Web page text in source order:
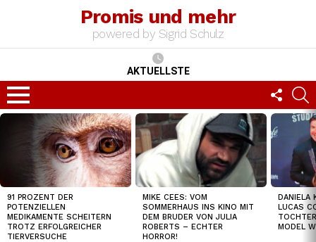
Promis und mehr
powered by Sigrid Schulz
AKTUELLSTE
Menu
US
TOP
NEWS
91 PROZENT DER
POTENZIELLEN
MEDIKAMENTE SCHEITERN
TROTZ ERFOLGREICHER
TIERVERSUCHE
MIKE CEES: VOM
SOMMERHAUS INS KINO MIT
DEM BRUDER VON JULIA
ROBERTS – ECHTER
HORROR!
DANIELA
LUCAS
MODEL